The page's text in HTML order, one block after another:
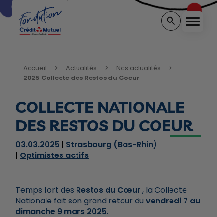
Menu
Vous êtes ici:
Accueil Actualités
Nos actualités
2025 Collecte des Restos du Coeur
COLLECTE NATIONALE
DES RESTOS DU COEUR
03.03.2025
Strasbourg (Bas-Rhin)
Optimistes actifs
Temps fort des Restos du Cœur , la Collecte
Nationale fait son grand retour du vendredi 7 au
dimanche 9 mars 2025.